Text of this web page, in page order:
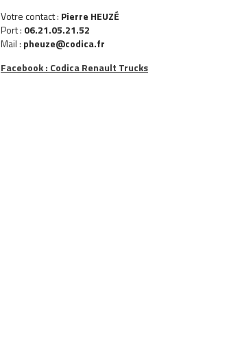
Votre contact : Pierre HEUZÉ
Port : 06.21.05.21.52
Mail : pheuze@codica.fr
Facebook : Codica Renault Trucks